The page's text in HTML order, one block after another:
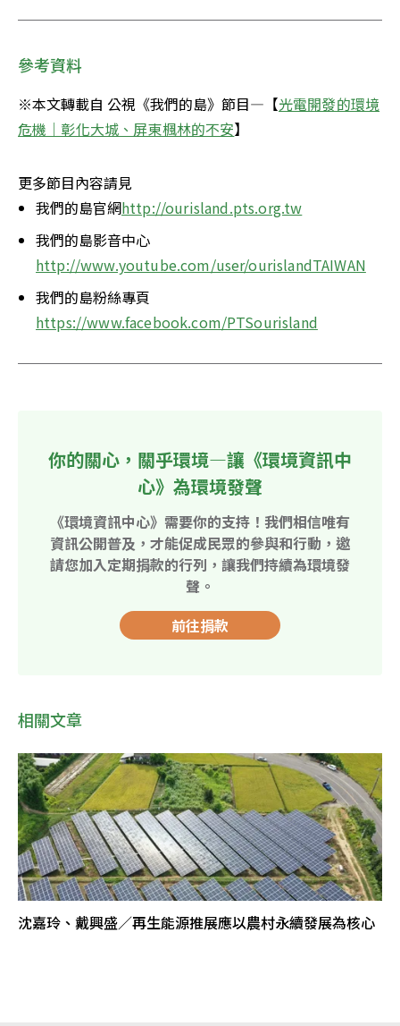
參考資料
※本文轉載自 公視《我們的島》節目—【光電開發的環境
危機｜彰化大城、屏東楓林的不安】
更多節目內容請見
我們的島官網http://ourisland.pts.org.tw
我們的島影音中心
http://www.youtube.com/user/ourislandTAIWAN
我們的島粉絲專頁
https://www.facebook.com/PTSourisland
你的關心，關乎環境—讓《環境資訊中
心》為環境發聲
《環境資訊中心》需要你的支持！我們相信唯有
資訊公開普及，才能促成民眾的參與和行動，邀
請您加入定期捐款的行列，讓我們持續為環境發
聲。
前往捐款
相關文章
沈嘉玲、戴興盛／再生能源推展應以農村永續發展為核心